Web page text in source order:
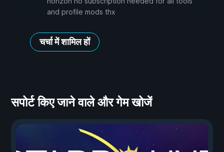
and profile mods thx
चर्चा में शामिल हों
सपोर्ट किए जाने वाले और गेम खोजें